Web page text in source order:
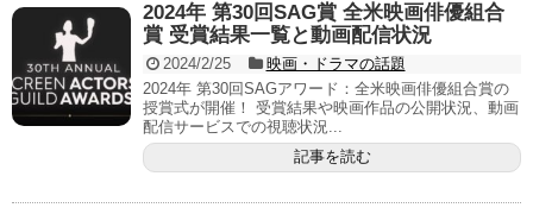
2024年 第30回SAG賞 全米映画俳優組合
賞 受賞結果一覧と動画配信状況
2024/2/25
映画・ドラマの話題
2024年 第30回SAGアワード：全米映画俳優組合賞の
授賞式が開催！ 受賞結果や映画作品の公開状況、動画
配信サービスでの視聴状況...
記事を読む